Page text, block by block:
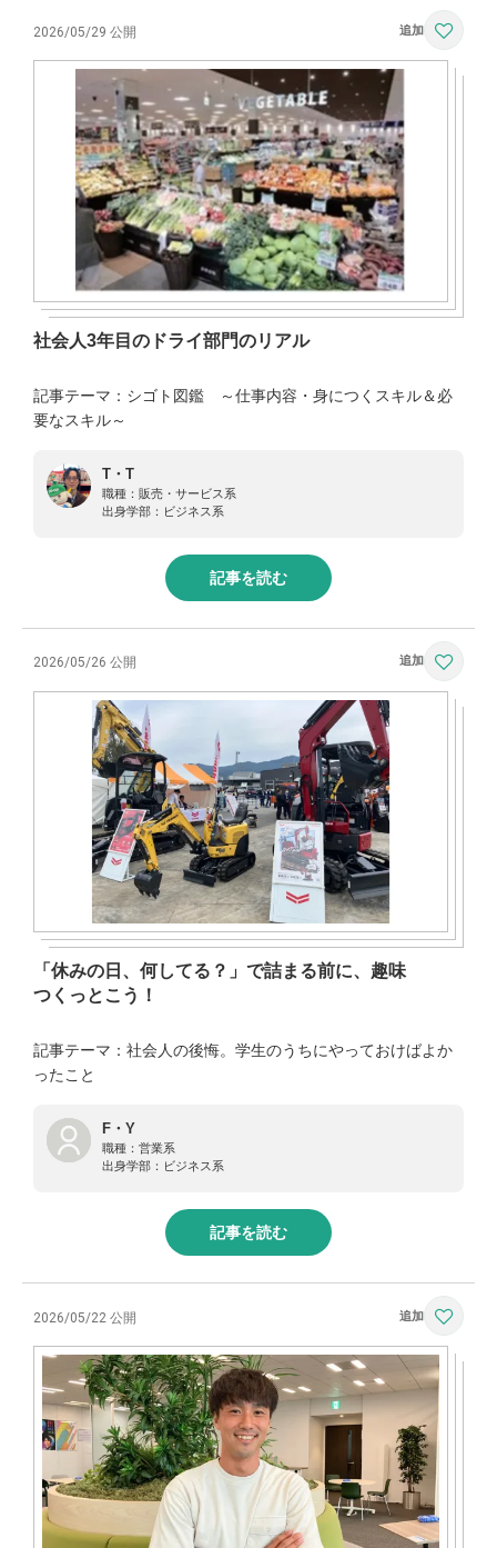
2026/05/29 公開
社会人3年目のドライ部門のリアル
記事テーマ：シゴト図鑑 ～仕事内容・身につくスキル＆必
要なスキル～
T・T
職種： 販売・サービス系
出身学部： ビジネス系
記事を読む
2026/05/26 公開
「休みの日、何してる？」で詰まる前に、趣味
つくっとこう！
記事テーマ：社会人の後悔。学生のうちにやっておけばよか
ったこと
F・Y
職種： 営業系
出身学部： ビジネス系
記事を読む
2026/05/22 公開